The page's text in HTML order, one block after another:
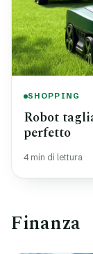
SHOPPING
Robot
perfetto
4 min di lettura
Finanza